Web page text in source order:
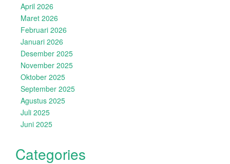
April 2026
Maret 2026
Februari 2026
Januari 2026
Desember 2025
November 2025
Oktober 2025
September 2025
Agustus 2025
Juli 2025
Juni 2025
Categories